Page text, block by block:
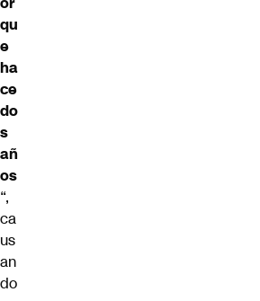
qu
e
ha
ce
do
s
añ
os
“,
ca
us
an
do